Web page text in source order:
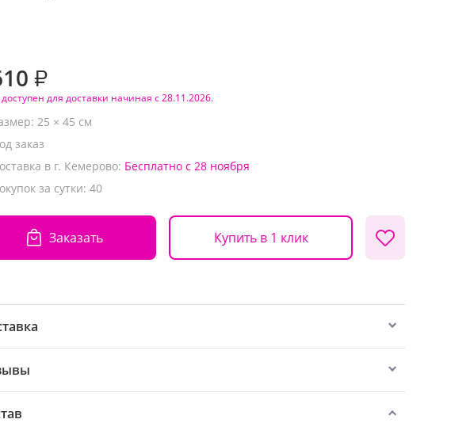
₽
для доставки начиная с 28.11.2026.
25 × 45 см
заказ
в г. Кемерово: Бесплатно с 28 ноября
за сутки: 40
Заказать Купить в 1 клик